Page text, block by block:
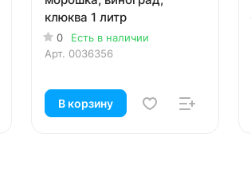
клюква 1 литр
0
Есть в наличии
Арт. 0036356
В корзину